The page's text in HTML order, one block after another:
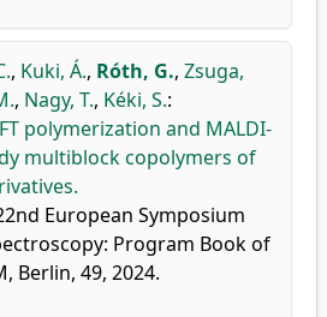
, Kuki, Á., Róth, G., Zsuga,
, Nagy, T., Kéki, S.:
polymerization and MALDI-
multiblock copolymers of
European Symposium
Program Book of
Berlin, 49, 2024.